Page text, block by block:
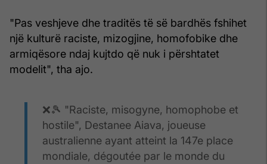
"Pas veshjeve dhe traditës të së bardhës fshihet
një kulturë raciste, mizogjine, homofobike dhe
armiqësore ndaj kujtdo që nuk i përshtatet
modelit", tha ajo.
❌🎾 "Raciste, misogyne, homophobe et
hostile", Destanee Aiava, joueuse
australienne ayant atteint la 147e place
mondiale, dégoutée par le monde du